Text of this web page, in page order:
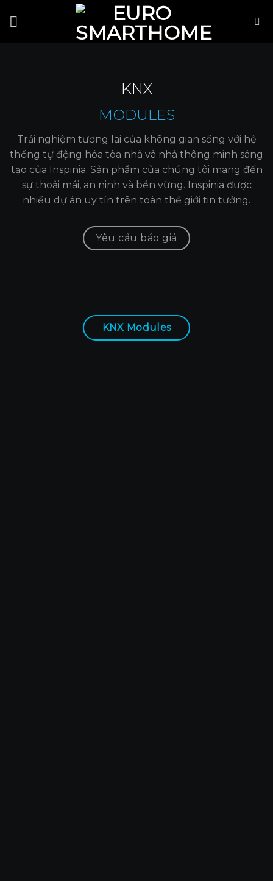
KNX
MODULES
Trải nghiệm tương lai của không gian sống với hệ
thống tự động hóa tòa nhà và nhà thông minh sáng
tạo của Inspinia. Sản phẩm của chúng tôi mang đến
sự thoải mái, an ninh và bền vững. Inspinia được
nhiều dự án uy tín trên toàn thế giới tin tưởng.
Yêu cầu báo giá
KNX Modules